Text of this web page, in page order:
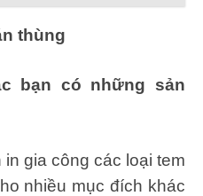
thùng
bạn có những sản
gia công các loại tem
nhiều mục đích khác